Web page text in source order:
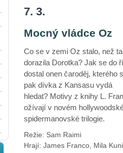
7. 3.
Mocný vládce Oz
Co se v zemi Oz stalo, než
dorazila Dorotka? Jak se do
dostal onen čaroděj, kterého
pak dívka z Kansasu vydá
hledat? Motivy z knihy L.
ožívají v novém
spidermanovské trilogie.
Režie: Sam Raimi
Hrají: James Franco, Mila